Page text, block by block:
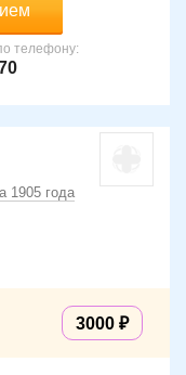
телефону:
1905 года
3000